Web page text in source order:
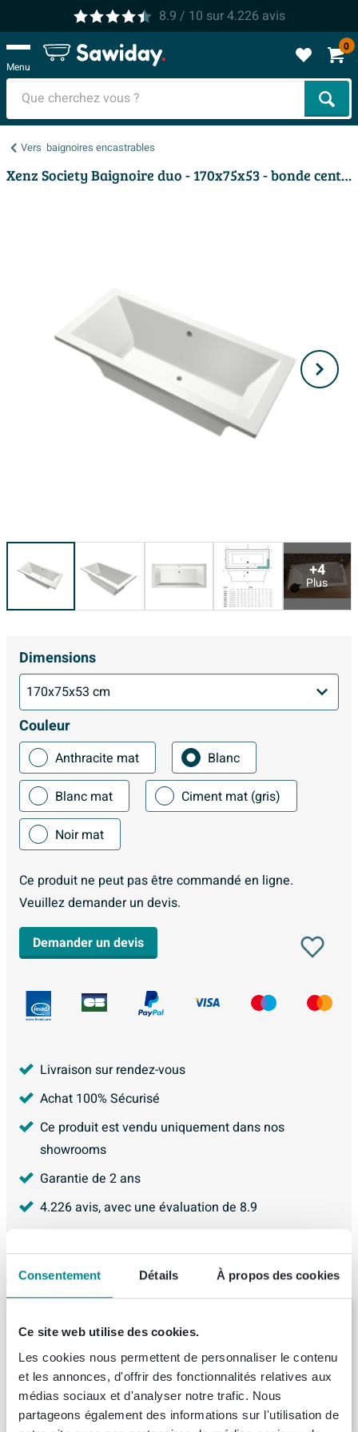
Consentement Détails À propos des cookies
Ce site web utilise des cookies.
Les cookies nous permettent de personnaliser le contenu
et les annonces, d'offrir des fonctionnalités relatives aux
médias sociaux et d'analyser notre trafic. Nous
partageons également des informations sur l'utilisation de
8.9 / 10 sur4.226 avis
Menu
0
Vers baignoires encastrables
Xenz Society Baignoire duo - 170x75x53 - bonde centrale - acrylique - blanc
+4
Plus
Dimensions
Couleur
Anthracite mat
Blanc
Blanc mat
Ciment mat (gris)
Noir mat
Ce produit ne peut pas être commandé en ligne.
Veuillez demander un devis.
Demander un devis
Livraison sur rendez-vous
Achat 100% Sécurisé
Ce produit est vendu uniquement dans nos
showrooms
Garantie de 2 ans
4.226avis, avec une évaluation de 8.9
Articles similaires
bonde centrale - acrylique - blanc
Livraison:1 - 2 semaines
674, -